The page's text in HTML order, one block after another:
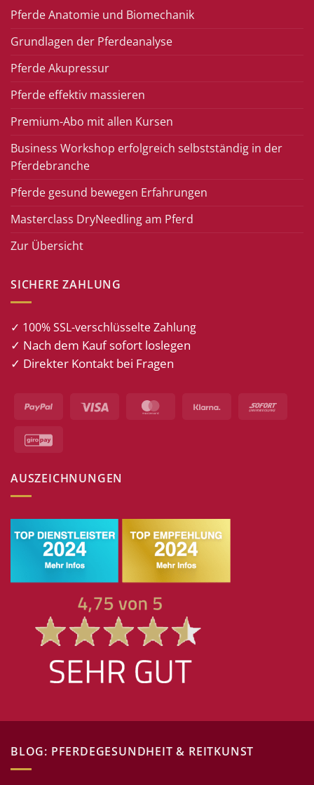
Pferde Anatomie und Biomechanik
Grundlagen der Pferdeanalyse
Pferde Akupressur
Pferde effektiv massieren
Premium-Abo mit allen Kursen
Business Workshop erfolgreich selbstständig in der
Pferdebranche
Pferde gesund bewegen Erfahrungen
Masterclass DryNeedling am Pferd
Zur Übersicht
SICHERE ZAHLUNG
✓ 100% SSL-verschlüsselte Zahlung
✓ Nach dem Kauf sofort loslegen
✓ Direkter Kontakt bei Fragen
PayPal MasterCard Klarna Sofort
GiroPay
AUSZEICHNUNGEN
BLOG: PFERDEGESUNDHEIT & REITKUNST